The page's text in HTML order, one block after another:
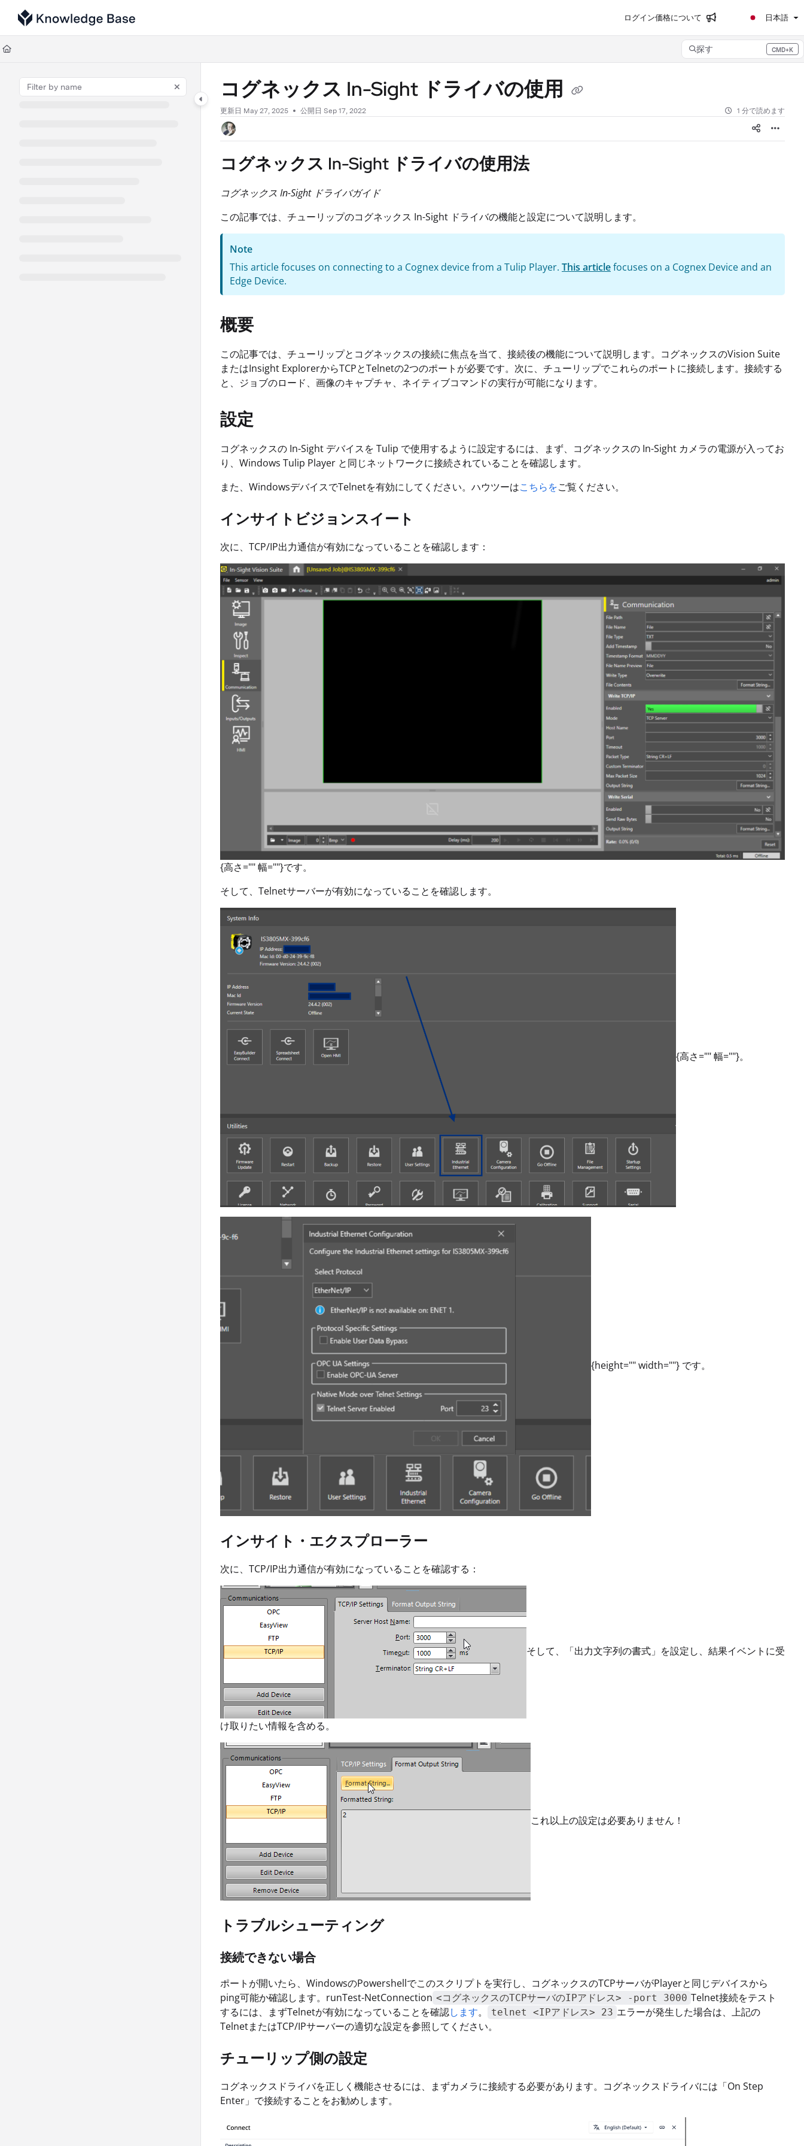
Documentation Index
Fetch the complete documentation index at:
Use this file to discover all available pages before exploring further.
ログイン価格について 日本語
探す CMD+K
Press CMD+K to open search
コグネックス In-Sight ドライバの使用
更新日 May 27, 2025 公開日 Sep 17, 2022 1 分で読めます
コグネックス In-Sight ドライバの使用法
コグネックス In-Sight ドライバガイド
この記事では、チューリップのコグネックス In-Sight ドライバの機能と設定について説明します。
Note
This article focuses on connecting to a Cognex device from a Tulip Player. This articlefocuses on a Cognex Device and an
Edge Device.
概要
この記事では、チューリップとコグネックスの接続に焦点を当て、接続後の機能について説明します。コグネックスのVision Suite
またはInsight ExplorerからTCPとTelnetの2つのポートが必要です。次に、チューリップでこれらのポートに接続します。接続する
と、ジョブのロード、画像のキャプチャ、ネイティブコマンドの実行が可能になります。
設定
コグネックスの In-Sight デバイスを Tulip で使用するように設定するには、まず、コグネックスの In-Sight カメラの電源が入ってお
り、Windows Tulip Player と同じネットワークに接続されていることを確認します。
また、WindowsデバイスでTelnetを有効にしてください。ハウツーはこちらをご覧ください。
インサイトビジョンスイート
次に、TCP/IP出力通信が有効になっていることを確認します：
{高さ="" 幅=""}です。
そして、Telnetサーバーが有効になっていることを確認します。
{高さ="" 幅=""}。
{height="" width=""} です。
インサイト・エクスプローラー
次に、TCP/IP出力通信が有効になっていることを確認する：
そして、「出力文字列の書式」を設定し、結果イベントに受
け取りたい情報を含める。
これ以上の設定は必要ありません！
トラブルシューティング
接続できない場合
ポートが開いたら、WindowsのPowershellでこのスクリプトを実行し、コグネックスのTCPサーバがPlayerと同じデバイスから
ping可能か確認します。runTest-NetConnection <コグネックスのTCPサーバのIPアドレス> -port 3000 Telnet接続をテスト
するには、まずTelnetが有効になっていることを確認します。 telnet <IPアドレス> 23 エラーが発生した場合は、上記の
TelnetまたはTCP/IPサーバーの適切な設定を参照してください。
チューリップ側の設定
コグネックスドライバを正しく機能させるには、まずカメラに接続する必要があります。コグネックスドライバには「On Step
Enter」で接続することをお勧めします。